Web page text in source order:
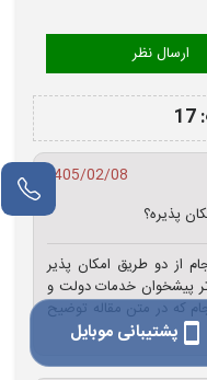
1405/02/08
پذیره؟
از دو طریق امکان پذیر
پیشخوان خدمات دولت و
که در متن مقاله توضیح
smartphone پشتیبانی موبایل